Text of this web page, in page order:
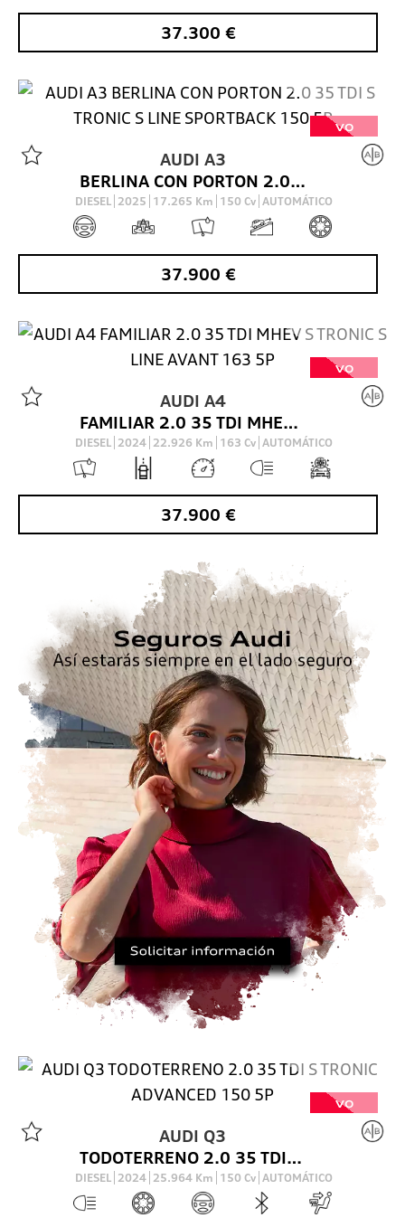
37.300 €
VO
AUDI A3
BERLINA CON PORTON 2.0 35 TDI S TRONIC S LINE SPORTBACK 150 5P
DIESEL 2025 17.265 Km 150 Cv AUTOMÁTICO
37.900 €
VO
AUDI A4
FAMILIAR 2.0 35 TDI MHEV S TRONIC S LINE AVANT 163 5P
DIESEL 2024 22.926 Km 163 Cv AUTOMÁTICO
37.900 €
VO
AUDI Q3
TODOTERRENO 2.0 35 TDI S TRONIC ADVANCED 150 5P
DIESEL 2024 25.964 Km 150 Cv AUTOMÁTICO